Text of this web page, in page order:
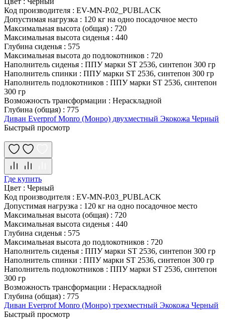
Код производителя : EV-MN-P.02_PUBLACK
Допустимая нагрузка : 120 кг на одно посадочное место
Максимальная высота (общая) : 720
Максимальная высота сиденья : 440
Глубина сиденья : 575
Максимальная высота до подлокотников : 720
Наполнитель сиденья : ППУ марки ST 2536, синтепон 300 гр
Наполнитель спинки : ППУ марки ST 2536, синтепон 300 гр
Наполнитель подлокотников : ППУ марки ST 2536, синтепон
300 гр
Возможность трансформации : Нераскладной
Глубина (общая) : 775
Диван Everprof Monro (Монро) двухместный Экокожа Черный
Быстрый просмотр
Где купить
Цвет : Черный
Код производителя : EV-MN-P.03_PUBLACK
Допустимая нагрузка : 120 кг на одно посадочное место
Максимальная высота (общая) : 720
Максимальная высота сиденья : 440
Глубина сиденья : 575
Максимальная высота до подлокотников : 720
Наполнитель сиденья : ППУ марки ST 2536, синтепон 300 гр
Наполнитель спинки : ППУ марки ST 2536, синтепон 300 гр
Наполнитель подлокотников : ППУ марки ST 2536, синтепон
300 гр
Возможность трансформации : Нераскладной
Глубина (общая) : 775
Диван Everprof Monro (Монро) трехместный Экокожа Черный
Быстрый просмотр